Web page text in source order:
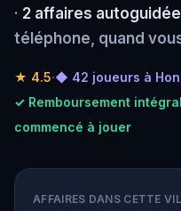
· 2 affaires
téléphone, quand
★ 4.5·◆ 42 joueurs à
✓ Remboursement
commencé à jouer
AFFAIRES DANS CETTE